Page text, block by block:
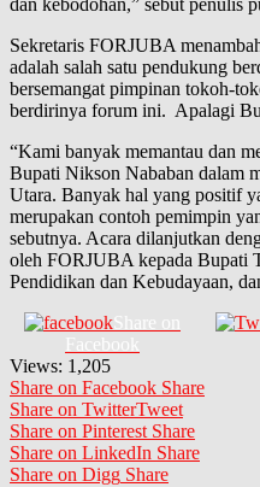
dan kebodohan,” sebut penulis
Sekretaris FORJUBA
adalah salah satu pendukung
bersemangat pimpinan tokoh-
berdirinya forum ini. Apalagi
“Kami banyak memantau dan
Bupati Nikson Nababan dalam
Utara. Banyak hal yang positif
merupakan contoh pemimpin
sebutnya. Acara dilanjutkan
oleh FORJUBA kepada Bupati
Pendidikan dan Kebudayaan,
Share on
Facebook
Views: 1,205
Share on Facebook Share
Share on TwitterTweet
Share on Pinterest Share
Share on LinkedIn Share
Share on Digg Share